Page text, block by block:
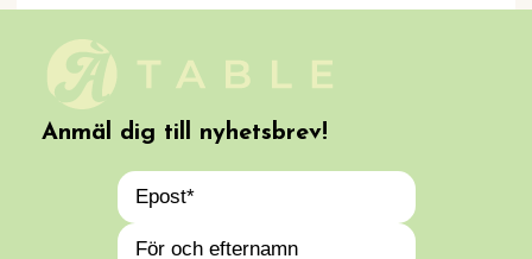
Anmäl dig till nyhetsbrev!